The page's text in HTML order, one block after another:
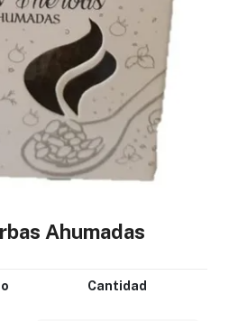
Ahumadas
Cantidad